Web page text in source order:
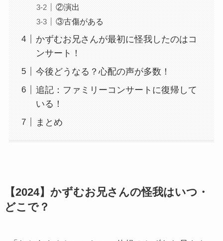
②演出
③古傷がある
かずむお兄さんが最初に怪我したのはコ
ンサート！
今後どうなる？心配の声が多数！
追記：ファミリーコンサートに復帰して
いる！
まとめ
【2024】かずむお兄さんの怪我はいつ・
どこで？